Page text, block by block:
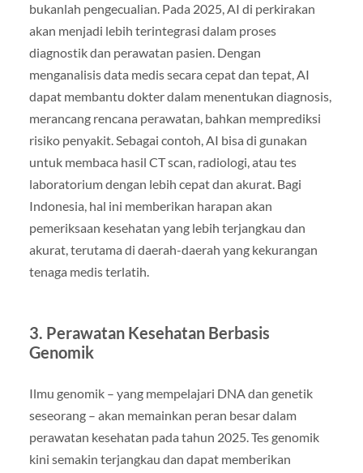
bukanlah pengecualian. Pada 2025, AI di perkirakan
akan menjadi lebih terintegrasi dalam proses
diagnostik dan perawatan pasien. Dengan
menganalisis data medis secara cepat dan tepat, AI
dapat membantu dokter dalam menentukan diagnosis,
merancang rencana perawatan, bahkan memprediksi
risiko penyakit. Sebagai contoh, AI bisa di gunakan
untuk membaca hasil CT scan, radiologi, atau tes
laboratorium dengan lebih cepat dan akurat. Bagi
Indonesia, hal ini memberikan harapan akan
pemeriksaan kesehatan yang lebih terjangkau dan
akurat, terutama di daerah-daerah yang kekurangan
tenaga medis terlatih.
3. Perawatan Kesehatan Berbasis
Genomik
Ilmu genomik – yang mempelajari DNA dan genetik
seseorang – akan memainkan peran besar dalam
perawatan kesehatan pada tahun 2025. Tes genomik
kini semakin terjangkau dan dapat memberikan